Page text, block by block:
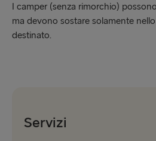
I camper (senza rimorchio)
ma devono sostare solamente
destinato.
Servizi